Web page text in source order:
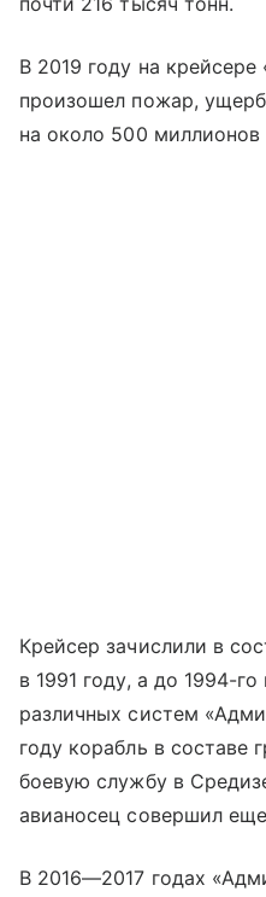
В 2019 году на
произошел пожар,
на около 500 миллионов
Крейсер зачислили в
в 1991 году, а до 1994-
различных систем
году корабль в составе
боевую службу в
авианосец совершил
В 2016—2017 годах